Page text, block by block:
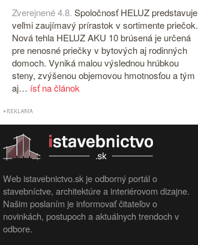
Zverejnené 4.8. Spoločnosť HELUZ predstavuje
veľmi zaujímavý prírastok v sortimente priečok.
Nová tehla HELUZ AKU 10 brúsená je určená
pre nenosné priečky v bytových aj rodinných
domoch. Vyniká malou výslednou hrúbkou
steny, zvýšenou objemovou hmotnosťou a tým
aj… ísť na článok
Web istavebnictvo.sk je odborný portál o
stavebníctve, architektúre a interiérovom dizajne.
Našim poslaním je informovať čitateľov o
novinkách, postupoch a aktuálnych trendoch v
odbore.